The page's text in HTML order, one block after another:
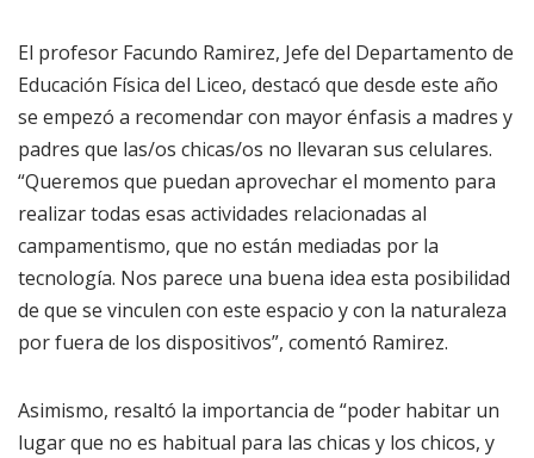
El profesor Facundo Ramirez, Jefe del Departamento de
Educación Física del Liceo, destacó que desde este año
se empezó a recomendar con mayor énfasis a madres y
padres que las/os chicas/os no llevaran sus celulares.
“Queremos que puedan aprovechar el momento para
realizar todas esas actividades relacionadas al
campamentismo, que no están mediadas por la
tecnología. Nos parece una buena idea esta posibilidad
de que se vinculen con este espacio y con la naturaleza
por fuera de los dispositivos”, comentó Ramirez.
Asimismo, resaltó la importancia de “poder habitar un
lugar que no es habitual para las chicas y los chicos, y